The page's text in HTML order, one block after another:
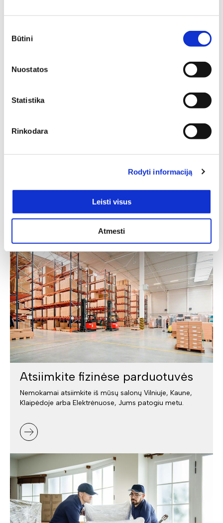
pasirinkimas
Būtini
Nuostatos
Statistika
Rinkodara
Rodyti informaciją
Leisti visus
Atmesti
Pristatymas
Atsiimkite fizinėse parduotuvės
Nemokamai atsiimkite iš mūsų salonų Vilniuje, Kaune,
Klaipėdoje arba Elektrėnuose, Jums patogiu metu.